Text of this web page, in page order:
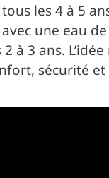
les 4 à 5
une eau
3 ans.
sécurité